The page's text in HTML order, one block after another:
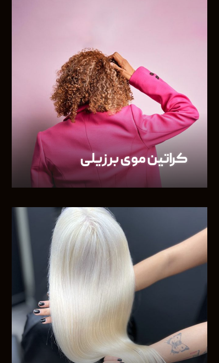
کراتین موی برزیلی